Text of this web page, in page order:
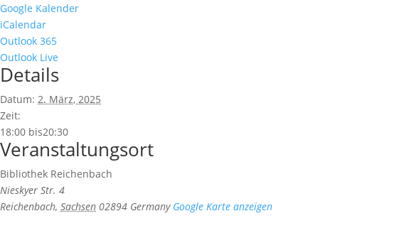
Google Kalender
iCalendar
Outlook 365
Outlook Live
Details
Datum: 2. März, 2025
Zeit:
18:00 bis20:30
Veranstaltungsort
Bibliothek Reichenbach
Nieskyer Str. 4
Reichenbach, Sachsen 02894 Germany Google Karte anzeigen